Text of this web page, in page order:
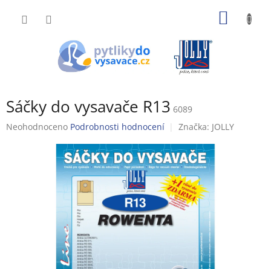
Sáčky do vysavače R13 6089
Průměrné
Neohodnoceno Podrobnosti hodnocení Značka: JOLLY